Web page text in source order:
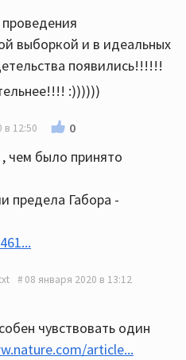
выборкой и в идеальных
появились!!!!!!
:))))))
в 12:50 0
чем было принято
предела Габора -
08 января 2020 в 13:12
чувствовать один
article...